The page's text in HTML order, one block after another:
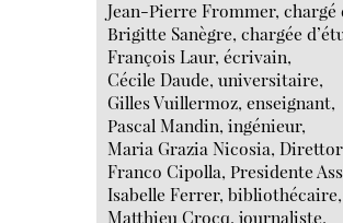
Jean-Pierre Frommer, chargé
Brigitte Sanègre, chargée
François Laur, écrivain,
Cécile Daude, universitaire,
Gilles Vuillermoz, enseignant,
Pascal Mandin, ingénieur,
Maria Grazia Nicosia,
Franco Cipolla, Presidente
Isabelle Ferrer, bibliothécaire,
Matthieu Crocq, journaliste,